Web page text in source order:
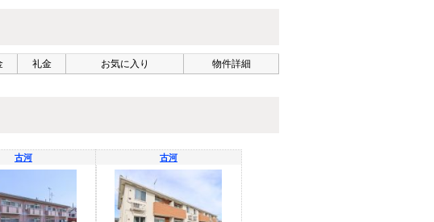
礼金 お気に入り 物件詳細
古河 古河